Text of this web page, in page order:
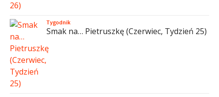
Tygodnik
Smak na… Pietruszkę (Czerwiec, Tydzień 25)